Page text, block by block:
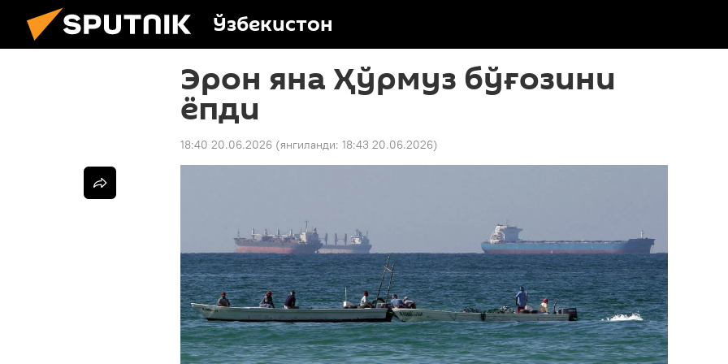
Ўзбекистон
Эрон яна Ҳўрмуз бўғозини
ёпди
18:40 20.06.2026 (янгиланди: 18:43 20.06.2026)